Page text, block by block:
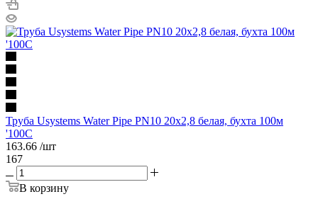
Труба Usystems Water Pipe PN10 20x2,8 белая, бухта 100м
'100С
163.66 /шт
167
В корзину